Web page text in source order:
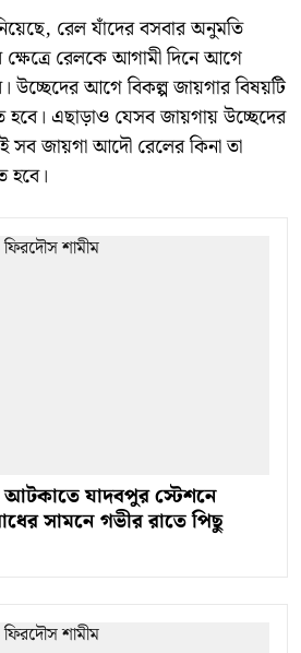
রেল যাঁদের বসবার অনুমতি
ক্ষেত্রে রেলকে আগামী দিনে আগে
উচ্ছেদের আগে বিকল্প জায়গার বিষয়টি
এছাড়াও যেসব জায়গায় উচ্ছেদের
সব জায়গা আদৌ রেলের কিনা তা
হবে।
যাদবপুর স্টেশনে
সামনে গভীর রাতে পিছু